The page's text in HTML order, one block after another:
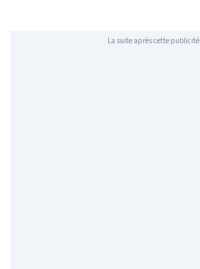
La suite après cette publicité